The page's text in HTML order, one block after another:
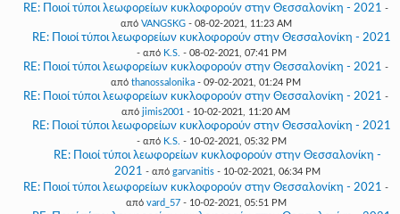
RE: Ποιοί τύποι λεωφορείων κυκλοφορούν στην Θεσσαλονίκη - 2021 -
από VANGSKG- 08-02-2021, 11:23 AM
RE: Ποιοί τύποι λεωφορείων κυκλοφορούν στην Θεσσαλονίκη - 2021
- από K.S. - 08-02-2021, 07:41 PM
RE: Ποιοί τύποι λεωφορείων κυκλοφορούν στην Θεσσαλονίκη - 2021 -
από thanossalonika - 09-02-2021, 01:24 PM
RE: Ποιοί τύποι λεωφορείων κυκλοφορούν στην Θεσσαλονίκη - 2021 -
από jimis2001 - 10-02-2021, 11:20 AM
RE: Ποιοί τύποι λεωφορείων κυκλοφορούν στην Θεσσαλονίκη - 2021
- από K.S. - 10-02-2021, 05:32 PM
RE: Ποιοί τύποι λεωφορείων κυκλοφορούν στην Θεσσαλονίκη -
2021 - από garvanitis - 10-02-2021, 06:34 PM
RE: Ποιοί τύποι λεωφορείων κυκλοφορούν στην Θεσσαλονίκη - 2021 -
από vard_57- 10-02-2021, 05:51 PM